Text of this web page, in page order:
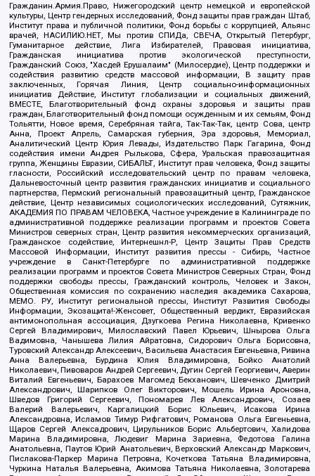
Гражданин.Армия.Право, Нижегородский центр немецкой и европейской
культуры, Центр гендерных исследований, Фонд защиты прав граждан Штаб,
Институт права и публичной политики, Фонд борьбы с коррупцией, Альянс
врачей, НАСИЛИЮ.НЕТ, Мы против СПИДа, СВЕЧА, Открытый Петербург,
Гуманитарное действие, Лига Избирателей, Правовая инициатива,
Гражданская инициатива против экологической преступности,
Гражданский Союз, "Хасдей Ерушалаим" (Милосердие), Центр поддержки и
содействия развитию средств массовой информации, В защиту прав
заключенных, Горячая Линия, Центр социально-информационных
инициатив Действие, Институт глобализации и социальных движений,
ВМЕСТЕ, Благотворительный фонд охраны здоровья и защиты прав
граждан, Благотворительный фонд помощи осужденным и их семьям, Фонд
Тольятти, Новое время, Серебряная тайга, Так-Так-Так, центр Сова, центр
Анна, Проект Апрель, Самарская губерния, Эра здоровья, Мемориал,
Аналитический Центр Юрия Левады, Издательство Парк Гагарина, Фонд
содействия имени Андрея Рылькова, Сфера, Уральская правозащитная
группа, Женщины Евразии, СИБАЛЬТ, Институт прав человека, Фонд защиты
гласности, Российский исследовательский центр по правам человека,
Дальневосточный центр развития гражданских инициатив и социального
партнерства, Пермский региональный правозащитный центр, Гражданское
действие, Центр независимых социологических исследований, Сутяжник,
АКАДЕМИЯ ПО ПРАВАМ ЧЕЛОВЕКА, Частное учреждение в Калининграде по
административной поддержке реализации программ и проектов Совета
Министров северных стран, Центр развития некоммерческих организаций,
Гражданское содействие, Интернешнл-Р, Центр Защиты Прав Средств
Массовой Информации, Институт развития прессы - Сибирь, Частное
учреждение в Санкт-Петербурге по административной поддержке
реализации программ и проектов Совета Министров Северных Стран, Фонд
поддержки свободы прессы, Гражданский контроль, Человек и Закон,
Общественная комиссия по сохранению наследия академика Сахарова,
МЕМО. РУ, Институт региональной прессы, Институт Развития Свободы
Информации, Экозащита!-Женсовет, Общественный вердикт, Евразийская
антимонопольная ассоциация, Дзугкоева Регина Николаевна, Кривенко
Сергей Владимирович, Милославский Павел Юрьевич, Шнырова Ольга
Вадимовна, Чанышева Лилия Айратовна, Сидорович Ольга Борисовна,
Туровский Александр Алексеевич, Васильева Анастасия Евгеньевна, Ривина
Анна Валерьевна, Бурдина Юлия Владимировна, Бойко Анатолий
Николаевич, Пивоваров Андрей Сергеевич, Дугин Сергей Георгиевич, Аверин
Виталий Евгеньевич, Барахоев Магомед Бекханович, Шевченко Дмитрий
Александрович, Шарипков Олег Викторович, Мошель Ирина Ароновна,
Шведов Григорий Сергеевич, Пономарев Лев Александрович, Созаев
Валерий Валерьевич, Каргалицкий Борис Юльевич, Исакова Ирина
Александровна, Исламов Тимур Рифгатович, Романова Ольга Евгеньевна,
Щаров Сергей Алексадрович, Цирульников Борис Альбертович, Халидова
Марина Владимировна, Людевиг Марина Зариевна, Федотова Галина
Анатольевна, Паутов Юрий Анатольевич, Верховский Александр Маркович,
Пислакова-Паркер Марина Петровна, Кочеткова Татьяна Владимировна,
Чуркина Наталья Валерьевна, Акимова Татьяна Николаевна, Золотарева